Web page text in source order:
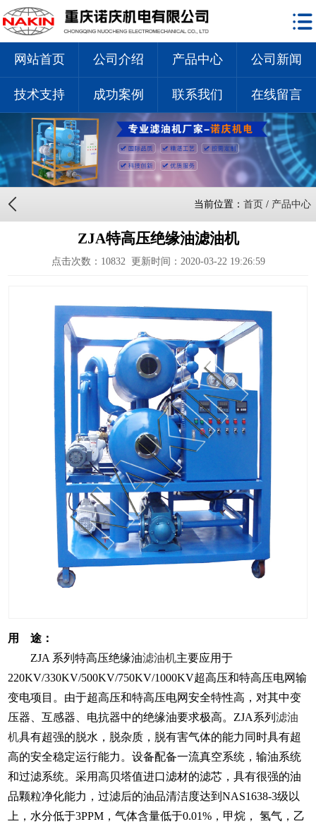
网站首页 公司介绍 产品中心 公司新闻
技术支持 成功案例 联系我们 在线留言
当前位置： 首页 / 产品中心
ZJA特高压绝缘油滤油机
点击次数： 10832更新时间：2020-03-22 19:26:59
用 途：
ZJA 系列特高压绝缘油滤油机主要应用于
220KV/330KV/500KV/750KV/1000KV超高压和特高压电网输
变电项目。由于超高压和特高压电网安全特性高，对其中变
压器、互感器、电抗器中的绝缘油要求极高。ZJA系列滤油
机具有超强的脱水，脱杂质，脱有害气体的能力同时具有超
高的安全稳定运行能力。设备配备一流真空系统，输油系统
和过滤系统。采用高贝塔值进口滤材的滤芯，具有很强的油
品颗粒净化能力，过滤后的油品清洁度达到NAS1638-3级以
上，水分低于3PPM，气体含量低于0.01%，甲烷， 氢气，乙